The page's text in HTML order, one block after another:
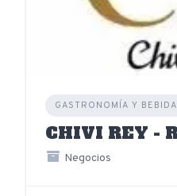
GASTRONOMÍA Y
CHIVI REY -
Negocios